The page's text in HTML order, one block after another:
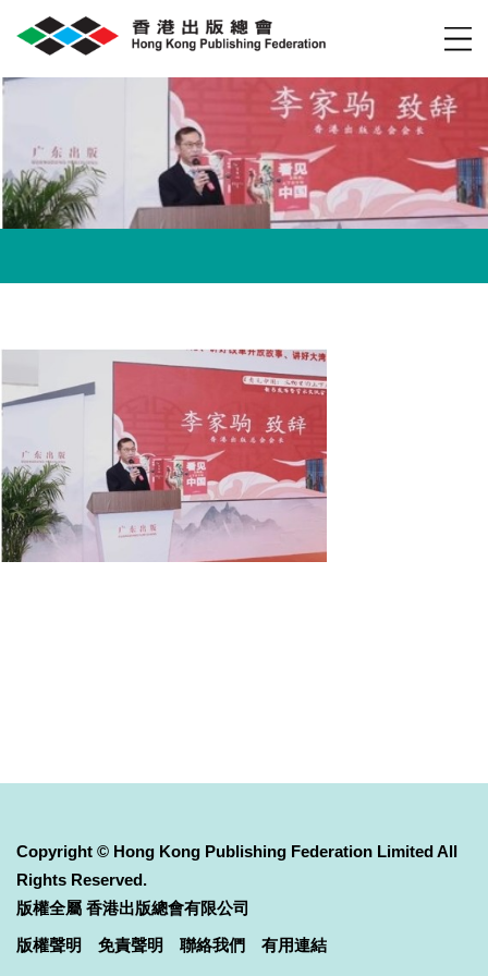
Copyright © Hong Kong Publishing Federation Limited All
Rights Reserved.
版權全屬 香港出版總會有限公司
版權聲明
免責聲明 聯絡我們 有用連結